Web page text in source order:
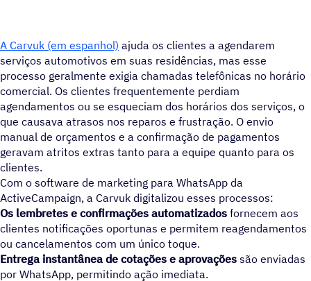
A Carvuk (em espanhol) ajuda os clientes a agendarem
serviços automotivos em suas residências, mas esse
processo geralmente exigia chamadas telefônicas no horário
comercial. Os clientes frequentemente perdiam
agendamentos ou se esqueciam dos horários dos serviços, o
que causava atrasos nos reparos e frustração. O envio
manual de orçamentos e a confirmação de pagamentos
geravam atritos extras tanto para a equipe quanto para os
clientes.
Com o software de marketing para WhatsApp da
ActiveCampaign, a Carvuk digitalizou esses processos:
Os lembretes e confirmações automatizados fornecem aos
clientes notificações oportunas e permitem reagendamentos
ou cancelamentos com um único toque.
Entrega instantânea de cotações e aprovações são enviadas
por WhatsApp, permitindo ação imediata.